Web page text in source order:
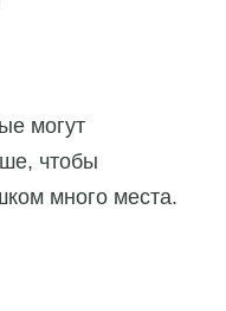
могут
чтобы
много места.